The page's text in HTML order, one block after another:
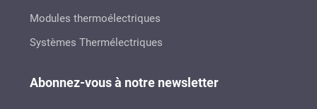
Modules thermoélectriques
Systèmes Thermélectriques
Abonnez-vous à notre newsletter